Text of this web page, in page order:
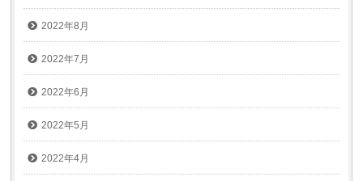
2022年8月
2022年7月
2022年6月
2022年5月
2022年4月